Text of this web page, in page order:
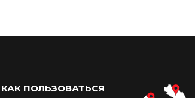
КАК ПОЛЬЗОВАТЬСЯ